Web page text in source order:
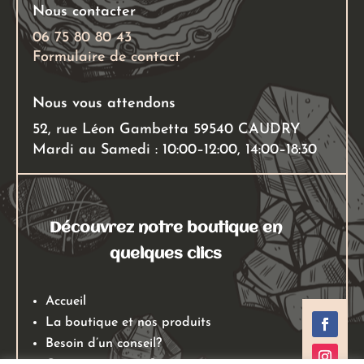
Nous contacter
06 75 80 80 43
Formulaire de contact
Nous vous attendons
52, rue Léon Gambetta 59540 CAUDRY
Mardi au Samedi : 10:00–12:00, 14:00–18:30
Découvrez notre boutique en
quelques clics
Accueil
La boutique et nos produits
Besoin d’un conseil?